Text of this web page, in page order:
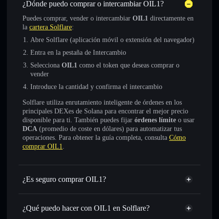
¿Dónde puedo comprar o intercambiar OIL1?
Puedes comprar, vender o intercambiar OIL1 directamente en
la cartera Solflare:
Abre Solflare (aplicación móvil o extensión del navegador)
Entra en la pestaña de Intercambio
Selecciona OIL1 como el token que deseas comprar o
vender
Introduce la cantidad y confirma el intercambio
Solflare utiliza enrutamiento inteligente de órdenes en los
principales DEXes de Solana para encontrar el mejor precio
disponible para ti. También puedes fijar órdenes límite o usar
DCA (promedio de coste en dólares) para automatizar tus
operaciones. Para obtener la guía completa, consulta Cómo
comprar OIL1.
¿Es seguro comprar OIL1?
OIL1 no está verificado
¿Qué puedo hacer con OIL1 en Solflare?